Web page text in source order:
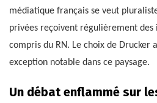
médiatique français se veut
privées reçoivent régulièrement des
compris du RN. Le choix de Drucker
exception notable dans ce paysage.
Un débat enflammé sur